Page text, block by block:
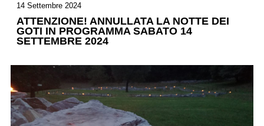
14 Settembre 2024
ATTENZIONE! ANNULLATA LA NOTTE DEI
GOTI IN PROGRAMMA SABATO 14
SETTEMBRE 2024